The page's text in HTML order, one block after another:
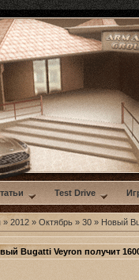
Test Drive
» 2012 » Октябрь » 30 » Новый
Bugatti Veyron получит